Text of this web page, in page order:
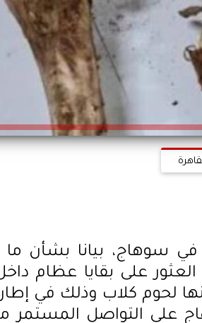
سوهاج، بيانا بشأن ما
على بقايا عظام
لحوم كلاب وذلك في
على التواصل المستمر